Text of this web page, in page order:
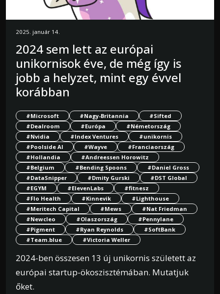
2025. január 14.
2024 sem lett az európai
unikornisok éve, de még így is
jobb a helyzet, mint egy évvel
korábban
#Microsoft #Nagy-Britannia
#Sifted
#Dealroom
#Európa
#Németország
#Nvidia
#Index Ventures
#unikornis
#Poolside AI
#Wayve
#Franciaország
#Hollandia
#Andreessen Horowitz
#Belgium
#Bending Spoons
#Daniel Gross
#DataSnipper
#Dmity Gurski
#DST Global
#EGYM
#ElevenLabs
#fitnesz
#Flo Health
#Kinnevik
#Lighthouse
#Meritech Capital
#Mews
#Nat Friedman
#Newcleo
#Olaszország
#Pennylane
#Pigment
#Ryan Reynolds
#SoftBank
#Team.blue
#Victoria Weller
2024-ben összesen 13 új unikornis született az
európai startup-ökoszisztémában. Mutatjuk
őket.